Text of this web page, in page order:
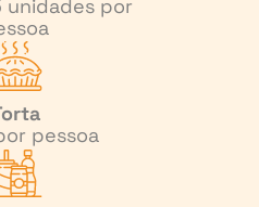
unidades por
pessoa